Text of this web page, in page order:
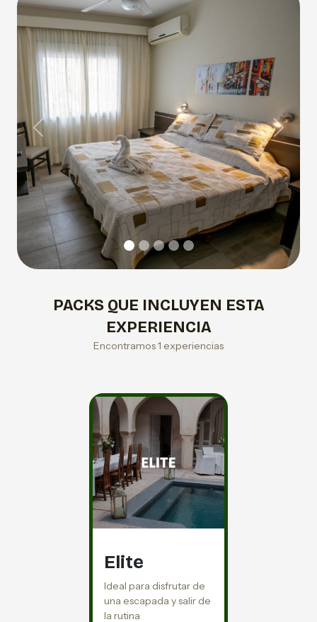
Previous Next
PACKS QUE INCLUYEN ESTA
EXPERIENCIA
Encontramos 1 experiencias
Elite
Ideal para disfrutar de
una escapada y salir de
la rutina